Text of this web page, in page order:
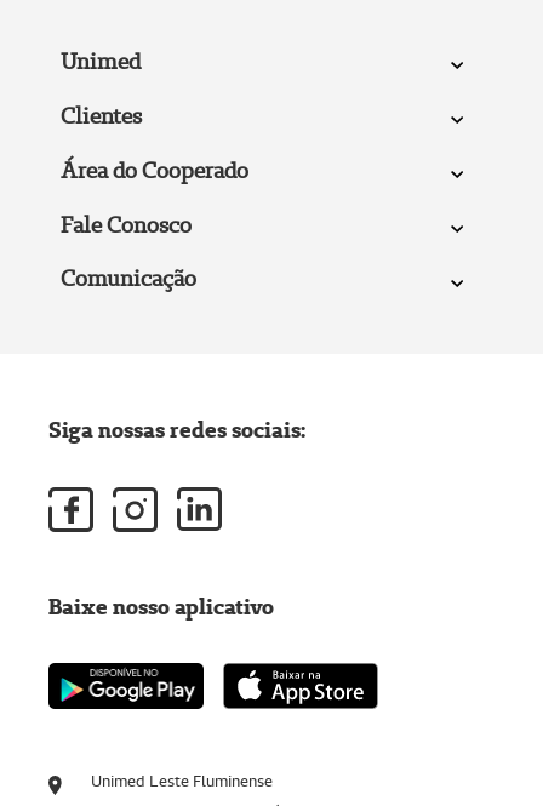
Unimed
Clientes
Área do Cooperado
Fale Conosco
Comunicação
Unimed Leste Fluminense
Siga nossas redes sociais:
Baixe nosso aplicativo